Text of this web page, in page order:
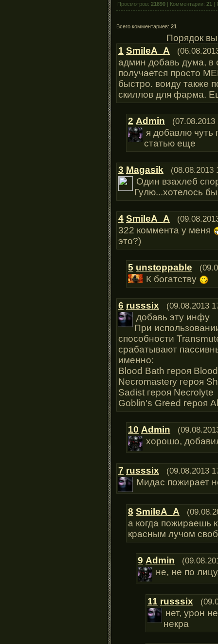
Просмотров: 21890 | Комментарии: 21 |
Всего комментариев: 21
Порядок
1 SmileA_A
админ добавь дума, в
получается просто
быстро. воиду также
скиллов для фарма.
2 Admin (07.08.2013
я добавлю чуть
статью еще
3 Magasik (08.08.2013
Один взахлеб
Гулю...хотелось
4 SmileA_A
322 коммента у меня
это?)
5 unstoppable
К богатству
6 russsix (09.08.2013
добавь эту инфу
При
способности
срабатывают
именно:
Blood Bath героя
Necromastery героя
Sadist героя Necrolyte
Goblin's Greed героя
10 Admin
хорошо,
7 russsix (09.08.2013
Мидас пожирает
8 SmileA_A
а когда пожираешь
красным лучом
9 Admin
не, не по
11 russsix
нет, урон
некра